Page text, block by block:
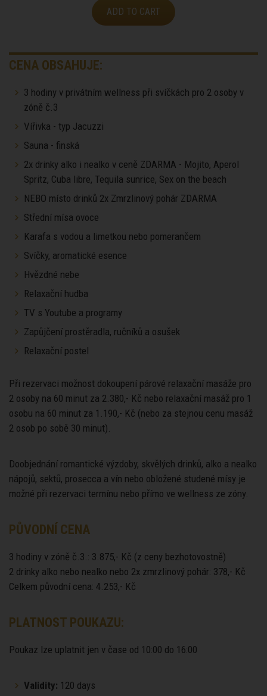
ADD TO CART
CENA OBSAHUJE:
3 hodiny v privátním wellness při svíčkách pro 2 osoby v
zóně č.3
Vířivka - typ Jacuzzi
Sauna - finská
2x drinky alko i nealko v ceně ZDARMA - Mojito, Aperol
Spritz, Cuba libre, Tequila sunrice, Sex on the beach
NEBO místo drinků 2x Zmrzlinový pohár ZDARMA
Střední mísa ovoce
Karafa s vodou a limetkou nebo pomerančem
Svíčky, aromatické esence
Hvězdné nebe
Relaxační hudba
TV s Youtube a programy
Zapůjčení prostěradla, ručníků a osušek
Relaxační postel
Při rezervaci možnost dokoupení párové relaxační masáže pro
2 osoby na 60 minut za 2.380,- Kč nebo relaxační masáž pro 1
osobu na 60 minut za 1.190,- Kč (nebo za stejnou cenu masáž
2 osob po sobě 30 minut).
Doobjednání romantické výzdoby, skvělých drinků, alko a nealko
nápojů, sektů, prosecca a vín nebo obložené studené mísy je
možné při rezervaci termínu nebo přímo ve wellness ze zóny.
PŮVODNÍ CENA
3 hodiny v zóně č.3.: 3.875,- Kč (z ceny bezhotovostně)
2 drinky alko nebo nealko nebo 2x zmrzlinový pohár: 378,- Kč
Celkem původní cena: 4.253,- Kč
PLATNOST POUKAZU:
Poukaz lze uplatnit jen v čase od 10:00 do 16:00
Validity: 120 days